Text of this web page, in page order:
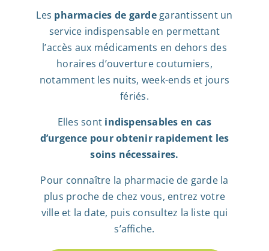
Les pharmacies de gardegarantissent un
service indispensable en permettant
l’accès aux médicaments en dehors des
horaires d’ouverture coutumiers,
notamment les nuits, week-ends et jours
fériés.
Elles sont indispensables en cas
d’urgence pour obtenir rapidement les
soins nécessaires.
Pour connaître la pharmacie de garde la
plus proche de chez vous, entrez votre
ville et la date, puis consultez la liste qui
s’affiche.